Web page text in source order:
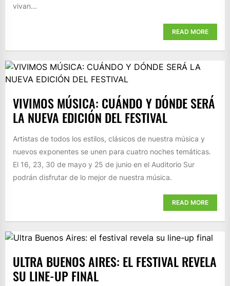
vivan...
READ MORE
VIVIMOS MÚSICA: CUÁNDO Y DÓNDE SERÁ
LA NUEVA EDICIÓN DEL FESTIVAL
Artistas de todos los estilos, clásicos de nuestra música y
nuevos exponentes se unen para cuatro noches temáticas.
El 16, 23, 30 de mayo y 25 de junio en el Auditorio Sur
podrán disfrutar de lo mejor de nuestra música.
READ MORE
ULTRA BUENOS AIRES: EL FESTIVAL REVELA
SU LINE-UP FINAL